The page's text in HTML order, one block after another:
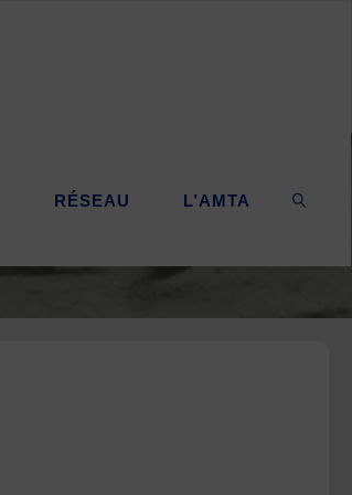
RÉSEAU L’AMTA